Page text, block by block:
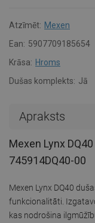
Atzīmēt: Mexen
Ean: 5907709185654
Krāsa: Hroms
Dušas komplekts: Jā
Apraksts
Mexen Lynx
745914DQ40-00
Mexen Lynx DQ40
funkcionalitāti.
kas nodrošina